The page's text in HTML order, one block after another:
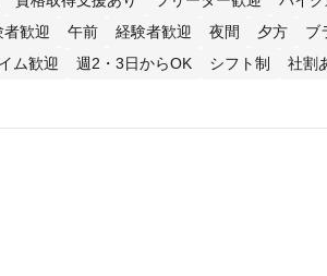
者歓迎 午前 経験者歓迎 夜間 夕方
ブ
ム歓迎 週2・3日からOK シフト制 社割